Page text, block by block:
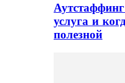
услуга и
полезной